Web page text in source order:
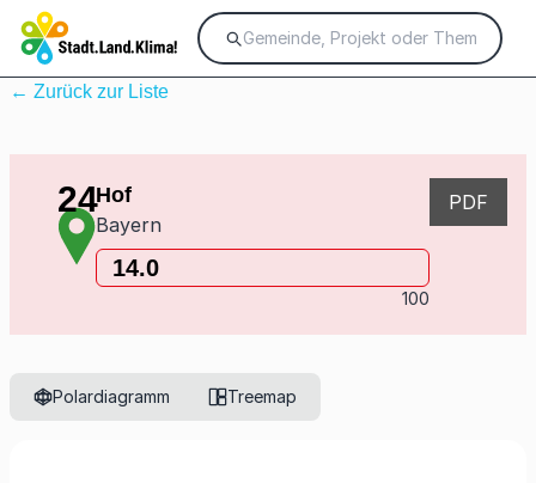
← Zurück zur Liste
24Hof
Bayern
14.0
100
PDF
Polardiagramm Treemap